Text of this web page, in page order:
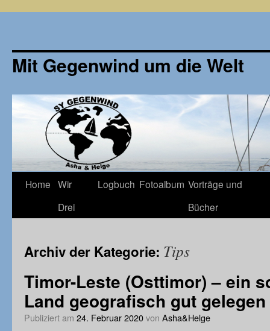
Mit Gegenwind um die Welt
Zum
Home Wir
Drei
Logbuch Fotoalbum Vorträge und
Bücher
Archiv der Kategorie: Tips
Timor-Leste (Osttimor) – ein
Land geografisch gut gelegen
Publiziert am 24. Februar 2020von Asha&Helge